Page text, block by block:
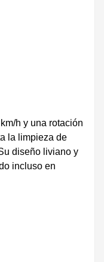
h y una rotación
la limpieza de
diseño liviano y
incluso en